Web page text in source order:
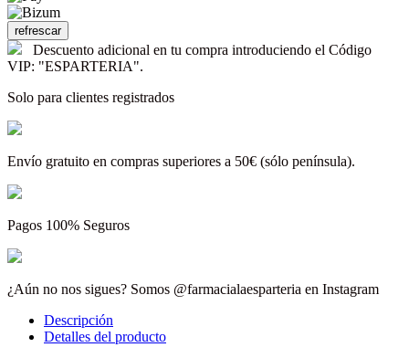
Descuento adicional en tu compra introduciendo el Código
VIP: "ESPARTERIA".
Solo para clientes registrados
Envío gratuito en compras superiores a 50€ (sólo península).
Pagos 100% Seguros
¿Aún no nos sigues? Somos @farmacialaesparteria en Instagram
Descripción
Detalles del producto